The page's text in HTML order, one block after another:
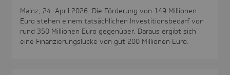
Mainz, 24. April 2026. Die Förderung von 149 Millionen
Euro stehen einem tatsächlichen Investitionsbedarf von
rund 350 Millionen Euro gegenüber. Daraus ergibt sich
eine Finanzierungslücke von gut 200 Millionen Euro.